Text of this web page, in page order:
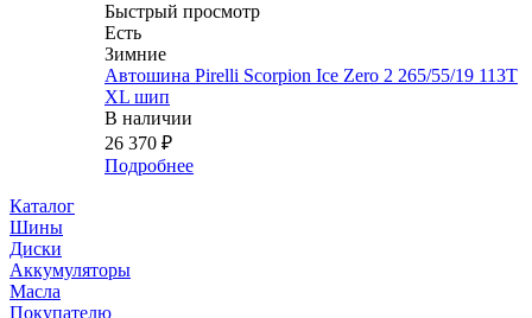
Быстрый просмотр
Есть
Зимние
Автошина Pirelli Scorpion Ice Zero 2 265/55/19 113T
XL шип
В наличии
26 370 ₽
Подробнее
Каталог
Шины
Диски
Аккумуляторы
Масла
Покупателю